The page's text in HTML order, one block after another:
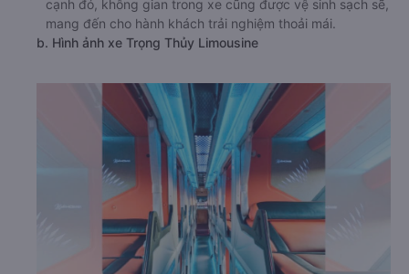
cạnh đó, không gian trong xe cũng được vệ sinh sạch sẽ,
mang đến cho hành khách trải nghiệm thoải mái.
b. Hình ảnh xe Trọng Thủy Limousine